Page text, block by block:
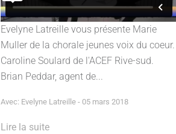
Evelyne Latreille vous présente Marie
Muller de la chorale jeunes voix du coeur.
Caroline Soulard de l'ACEF Rive-sud.
Brian Peddar, agent de...
Avec: Evelyne Latreille - 05 mars 2018
Lire la suite